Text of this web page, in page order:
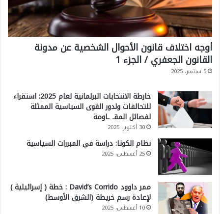
أوجه اختلاف قانون الأحوال الشخصية عن مدونة
القانون الجعفري / الجزء 1
5 سبتمبر، 2025
خارطة الانتخابات البرلمانية لعام 2025: استقراء
للتحالفات ولدور القوى السياسية الممثلة
لفصائل المقـ ـاومة
30 أكتوبر، 2025
نظام الكوتا: دراسة في المبررات السياسية
25 أغسطس، 2025
ممر داوود David’s Corrido : خطة ( إسرائيلية )
لإعادة رسم خريطة (الشرق الأوسط)
10 أغسطس، 2025